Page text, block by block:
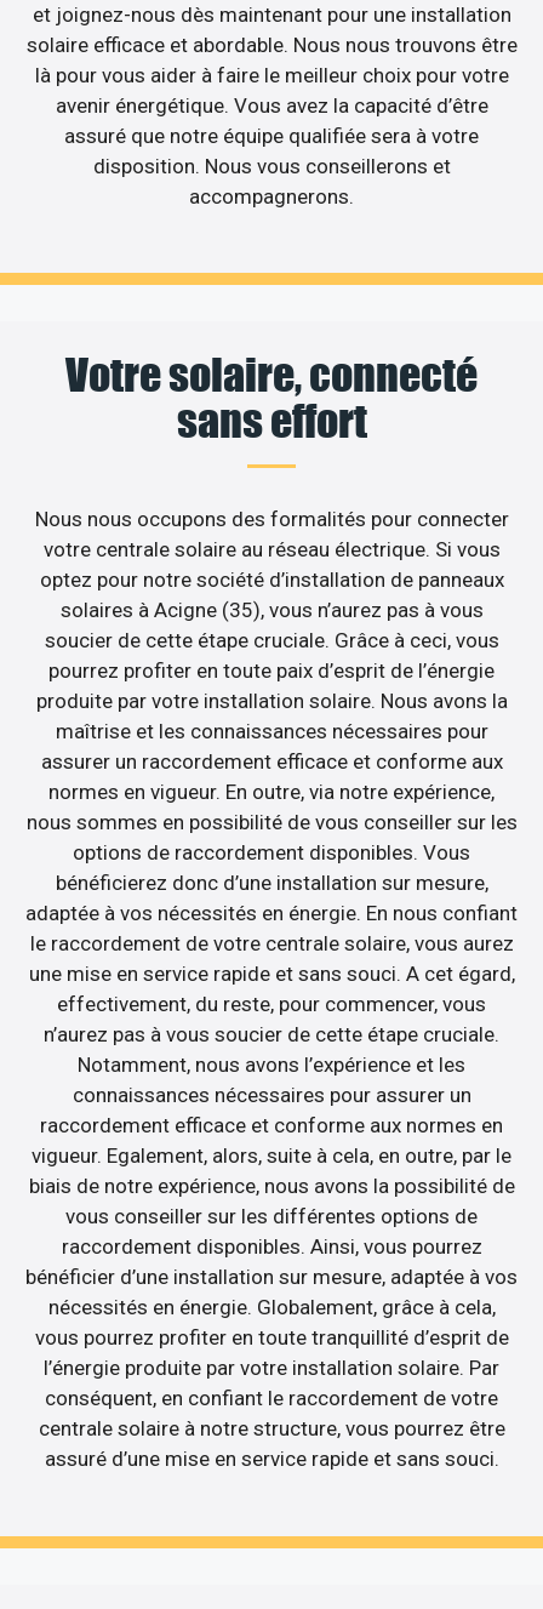
et joignez-nous dès maintenant pour une installation
solaire efficace et abordable. Nous nous trouvons être
là pour vous aider à faire le meilleur choix pour votre
avenir énergétique. Vous avez la capacité d’être
assuré que notre équipe qualifiée sera à votre
disposition. Nous vous conseillerons et
accompagnerons.
Votre solaire, connecté
sans effort
Nous nous occupons des formalités pour connecter
votre centrale solaire au réseau électrique. Si vous
optez pour notre société d’installation de panneaux
solaires à Acigne (35), vous n’aurez pas à vous
soucier de cette étape cruciale. Grâce à ceci, vous
pourrez profiter en toute paix d’esprit de l’énergie
produite par votre installation solaire. Nous avons la
maîtrise et les connaissances nécessaires pour
assurer un raccordement efficace et conforme aux
normes en vigueur. En outre, via notre expérience,
nous sommes en possibilité de vous conseiller sur les
options de raccordement disponibles. Vous
bénéficierez donc d’une installation sur mesure,
adaptée à vos nécessités en énergie. En nous confiant
le raccordement de votre centrale solaire, vous aurez
une mise en service rapide et sans souci. A cet égard,
effectivement, du reste, pour commencer, vous
n’aurez pas à vous soucier de cette étape cruciale.
Notamment, nous avons l’expérience et les
connaissances nécessaires pour assurer un
raccordement efficace et conforme aux normes en
vigueur. Egalement, alors, suite à cela, en outre, par le
biais de notre expérience, nous avons la possibilité de
vous conseiller sur les différentes options de
raccordement disponibles. Ainsi, vous pourrez
bénéficier d’une installation sur mesure, adaptée à vos
nécessités en énergie. Globalement, grâce à cela,
vous pourrez profiter en toute tranquillité d’esprit de
l’énergie produite par votre installation solaire. Par
conséquent, en confiant le raccordement de votre
centrale solaire à notre structure, vous pourrez être
assuré d’une mise en service rapide et sans souci.